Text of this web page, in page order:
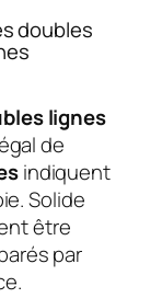
doubles
lignes
de
indiquent
Solide
être
par